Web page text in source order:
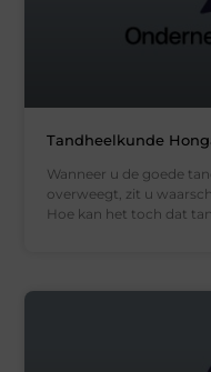
Tandheelkunde
Wanneer u de goede
overweegt, zit u
Hoe kan het toch dat